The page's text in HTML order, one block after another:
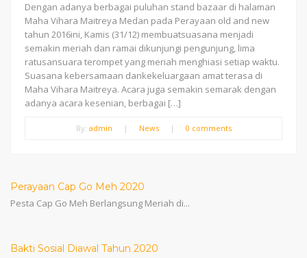
Dengan adanya berbagai puluhan stand bazaar di halaman
Maha Vihara Maitreya Medan pada Perayaan old and new
tahun 2016ini, Kamis (31/12) membuatsuasana menjadi
semakin meriah dan ramai dikunjungi pengunjung, lima
ratusansuara terompet yang meriah menghiasi setiap waktu.
Suasana kebersamaan dankekeluargaan amat terasa di
Maha Vihara Maitreya. Acara juga semakin semarak dengan
adanya acara kesenian, berbagai […]
By: admin | News | 0 comments
Perayaan Cap Go Meh 2020
Pesta Cap Go Meh Berlangsung Meriah di...
Bakti Sosial Diawal Tahun 2020